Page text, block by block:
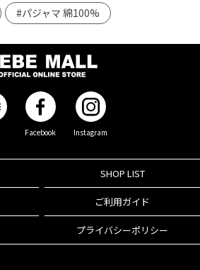
#パジャマ 綿100%
Facebook Instagram
SHOP LIST
ご利用ガイド
プライバシーポリシー